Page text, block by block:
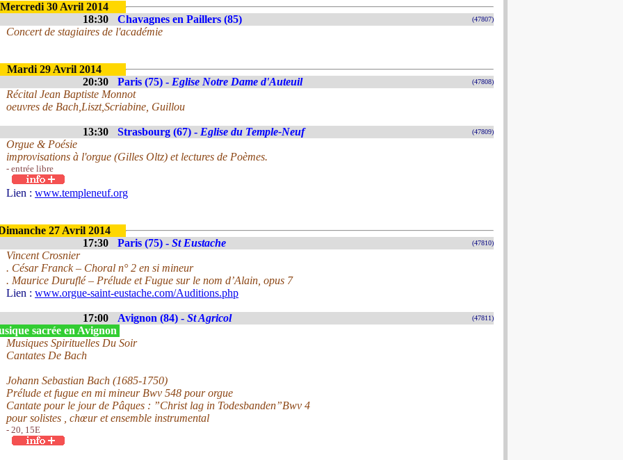
Mercredi 30 Avril 2014
18:30
Chavagnes en Paillers (85) (47807)
Concert de stagiaires de l'académie
Mardi 29 Avril 2014
20:30
Paris (75) - Eglise Notre Dame d'Auteuil (47808)
Récital Jean Baptiste Monnot
oeuvres de Bach,Liszt,Scriabine, Guillou
13:30 Strasbourg (67) - Eglise du Temple-Neuf (47809)
Orgue & Poésie
improvisations à l'orgue (Gilles Oltz) et lectures de Poèmes.
- entrée libre
Lien : www.templeneuf.org
27 Avril 2014
17:30
Paris (75) - St Eustache (47810)
Vincent Crosnier
. César Franck – Choral n° 2 en si mineur
. Maurice Duruflé – Prélude et Fugue sur le nom d’Alain, opus 7
Lien : www.orgue-saint-eustache.com/Auditions.php
17:00 Avignon (84) - St Agricol (47811)
sacrée en Avignon
Musiques Spirituelles Du Soir
Cantates De Bach
Johann Sebastian Bach (1685-1750)
Prélude et fugue en mi mineur Bwv 548 pour orgue
Cantate pour le jour de Pâques : ”Christ lag in Todesbanden”Bwv 4
pour solistes , chœur et ensemble instrumental
- 20, 15E